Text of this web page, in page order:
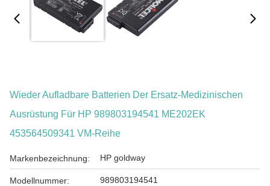
Wieder Aufladbare Batterien Der Ersatz-Medizinischen
Ausrüstung Für HP 989803194541 ME202EK
453564509341 VM-Reihe
Markenbezeichnung: HP goldway
Modellnummer: 989803194541